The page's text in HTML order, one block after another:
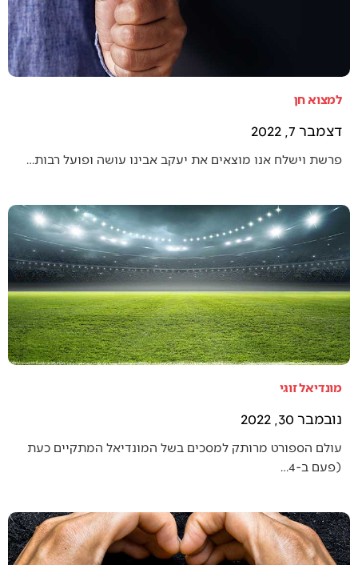
למצוא חן
דצמבר 7, 2022
פרשת וישלח אנו מוצאים את יעקב אבינו עושה ופועל רבות…
מונדיאל זוגי
נובמבר 30, 2022
עולם הספורט מרותק למסכים בשל המונדיאל המתקיים כעת
(פעם ב-4…